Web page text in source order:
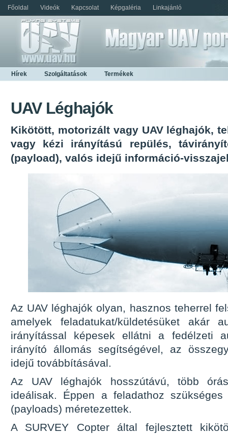
Főoldal Videók Kapcsolat Képgaléria Linkajánló
Hírek Szolgáltatások Termékek
UAV Léghajók
Kikötött, motorizált vagy UAV léghajók,
vagy kézi irányítású repülés,
(payload), valós idejű információ-
Az UAV léghajók olyan, hasznos teherrel
amelyek feladatukat/küldetésüket akár
irányítással képesek ellátni a fedélzeti
irányító állomás segítségével, az
idejű továbbításával.
Az UAV léghajók hosszútávú, több
ideálisak. Éppen a feladathoz szükséges
(payloads) méretezettek.
A SURVEY Copter által fejlesztett